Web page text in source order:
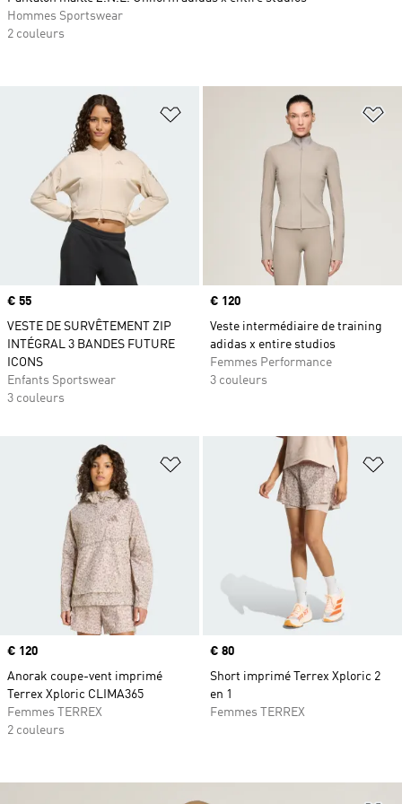
Ajouter à la Liste de produits
Prix
€ 55
VESTE DE SURVÊTEMENT ZIP
INTÉGRAL 3 BANDES FUTURE
ICONS
Enfants Sportswear
3 couleurs
Prix
€ 120
Veste intermédiaire de training
adidas x entire studios
Femmes Performance
3 couleurs
Ajouter à la Liste de produits
Prix
€ 120
Anorak coupe-vent imprimé
Terrex Xploric CLIMA365
Femmes TERREX
2 couleurs
Prix
€ 80
Short imprimé Terrex Xploric 2
en 1
Femmes TERREX
Hommes Sportswear
2 couleurs